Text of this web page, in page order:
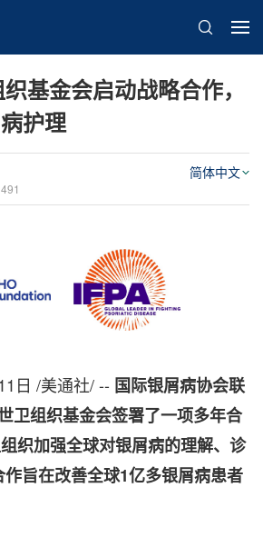
基金会启动战略合作，
护理
简体中文
日 /美通社/ -- 国际银屑病协会联
卫组织基金会签署了一项多年合
织加强全球对银屑病的理解、诊
旨在改善全球1亿多银屑病患者